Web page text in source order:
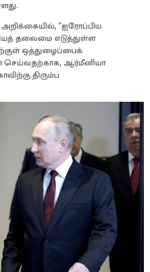
"ஐரோப்பிய
தலைமை எடுத்துள்ள
ஒத்துழைப்பைக்
செய்வதற்காக, ஆர்மீனியா
திரும்ப